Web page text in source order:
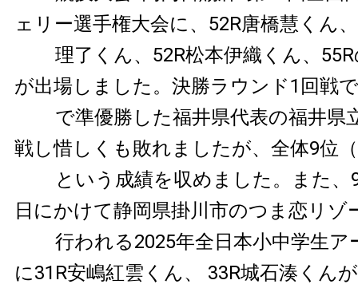
ェリー選手権大会に、52R唐橋慧くん
理了くん、52R松本伊織くん、
が出場しました。決勝ラウンド1回戦
で準優勝した福井県代表の福井県
戦し惜しくも敗れましたが、全体9位
という成績を収めました。また、
日にかけて静岡県掛川市のつま恋リゾ
行われる2025年全日本小中学生ア
に31R安嶋紅雲くん、 33R城石湊くん